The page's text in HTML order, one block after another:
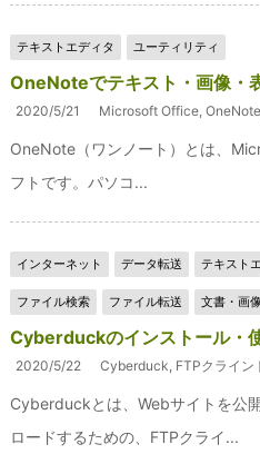
テキストエディタ ユーティリティ
OneNoteでテキスト・画像・
2020/5/21 Microsoft Office, OneNote
OneNote（ワンノート）とは、
フトです。パソコ...
インターネット データ転送 テキスト
ファイル検索 ファイル転送 文書・画
Cyberduckのインストール・
2020/5/22 Cyberduck, FTPクライン
Cyberduckとは、Webサイトを公
ロードするための、FTPクライ...